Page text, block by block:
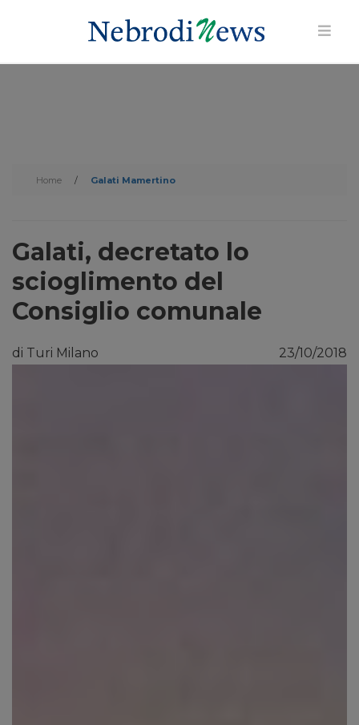
Home / Galati Mamertino
Galati, decretato lo
scioglimento del
Consiglio comunale
di Turi Milano 23/10/2018